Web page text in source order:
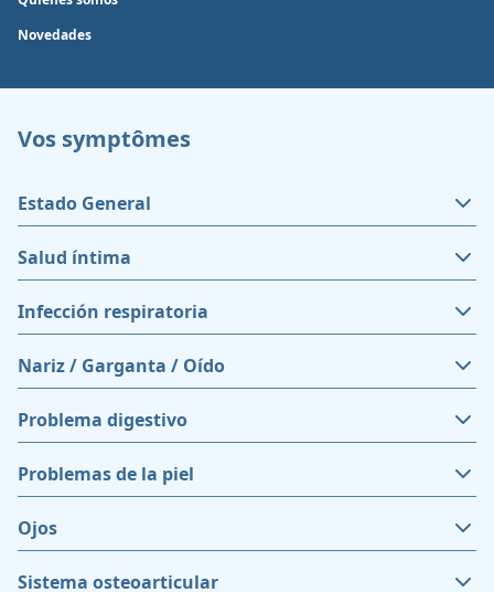
Novedades
Vos symptômes
Estado General
Salud íntima
Infección respiratoria
Nariz / Garganta / Oído
Problema digestivo
Problemas de la piel
Ojos
Sistema osteoarticular